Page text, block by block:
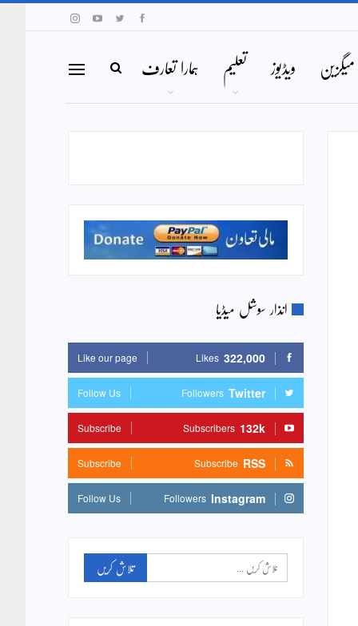
میگزین ویڈیوز تعلیم ہمارا تعارف
انذار سوشل میڈیا
322,000
Likes
Like our page
Twitter
Followers
Follow Us
132k
Subscribers
Subscribe
RSS
Subscribe
Subscribe
Instagram
Followers
Follow Us